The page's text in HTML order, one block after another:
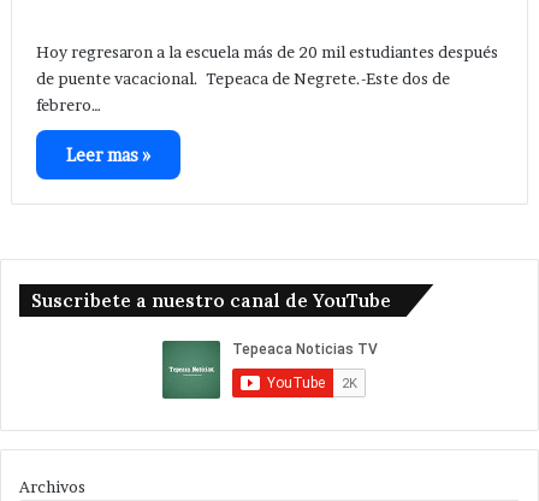
Hoy regresaron a la escuela más de 20 mil estudiantes después
de puente vacacional. Tepeaca de Negrete.-Este dos de
febrero…
Leer mas »
Suscribete a nuestro canal de YouTube
Archivos